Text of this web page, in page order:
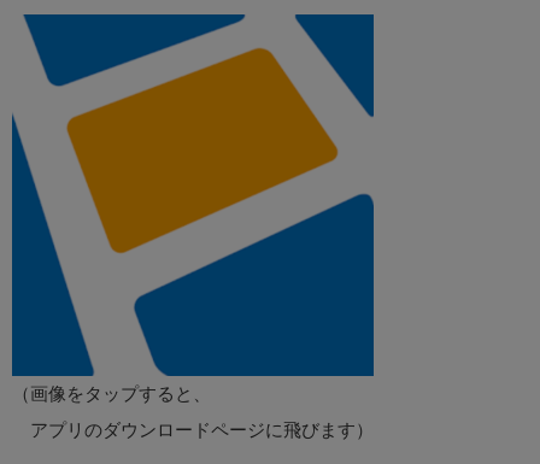
（画像をタップすると、
アプリのダウンロードページに飛びます）